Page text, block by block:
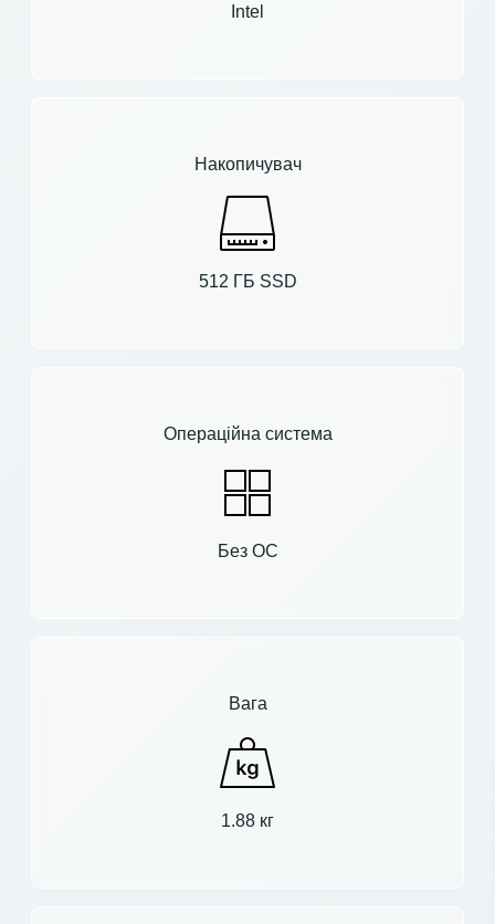
Intel
Накопичувач
512 ГБ SSD
Операційна система
Без ОС
Вага
1.88 кг